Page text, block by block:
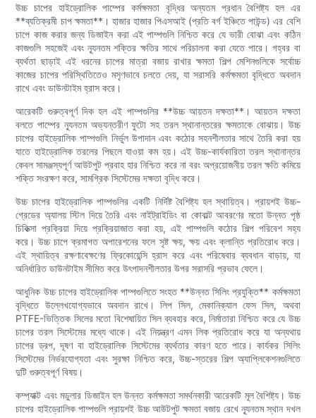
উচ্চ চাপের হাইড্রোলিক পাম্পের কর্মক্ষমতা বৃদ্ধির অন্যতম প্রধান বৈশিষ্ট্য হল এর
**ব্যতিক্রমী চাপ ক্ষমতা**। হাজার হাজার পিএসআই (প্রতি বর্গ ইঞ্চিতে পাউন্ড) এর বেশি
চাপে কাজ করার জন্য ডিজাইন করা এই পাম্পগুলি নিশ্চিত করে যে ভারী বোঝা এবং কঠিন
কাজগুলি সহজেই এবং ন্যূনতম শক্তির ক্ষতির সাথে পরিচালনা করা যেতে পারে। গহ্বর বা
ব্যর্থতা ছাড়াই এই ধরনের চাপের মাত্রা বজায় রাখার ক্ষমতা শিল্প মেশিনগুলিকে সর্বোচ্চ
কাজের চাপের পরিস্থিতিতেও মসৃণভাবে চলতে দেয়, যা সরাসরি কর্মক্ষমতা বৃদ্ধিতে অবদান
রাখে এবং ডাউনটাইম হ্রাস করে।
আরেকটি গুরুত্বপূর্ণ দিক হল এই পাম্পগুলির **উচ্চ আয়তন দক্ষতা**। আয়তন দক্ষতা
বলতে পাম্পের ন্যূনতম অভ্যন্তরীণ ফুটো সহ তরল স্থানান্তরের ক্ষমতাকে বোঝায়। উচ্চ
চাপের হাইড্রোলিক পাম্পগুলি নির্ভুল উপাদান এবং কঠোর সহনশীলতার সাথে তৈরি করা হয়
যাতে হাইড্রোলিক তরলের পিছলে যাওয়া কম হয়। এই উচ্চ-কার্যকারিতা তরল স্থানান্তর
কেবল সামঞ্জস্যপূর্ণ আউটপুট প্রবাহ হার নিশ্চিত করে না বরং অপ্রয়োজনীয় তরল ক্ষতি কমিয়ে
শক্তি সংরক্ষণ করে, সামগ্রিক সিস্টেমের দক্ষতা বৃদ্ধি করে।
উচ্চ চাপের হাইড্রোলিক পাম্পগুলির একটি নির্দিষ্ট বৈশিষ্ট্য হল স্থায়িত্ব। প্রায়শই উচ্চ-
গ্রেডের অ্যালয় স্টিল দিয়ে তৈরি এবং নাইট্রাইডিং বা কোবাল্ট আবরণের মতো উন্নত পৃষ্ঠ
চিকিত্সা প্রক্রিয়া দিয়ে প্রক্রিয়াজাত করা হয়, এই পাম্পগুলি কঠোর শিল্প পরিবেশ সহ্য
করে। উচ্চ চাপে ক্রমাগত অপারেশনের ফলে সৃষ্ট ক্ষয়, ক্ষয় এবং ক্লান্তি প্রতিরোধ করে।
এই স্থায়িত্ব রক্ষণাবেক্ষণের ফ্রিকোয়েন্সি হ্রাস করে এবং পরিষেবার ব্যবধান বাড়ায়, যা
অনির্ধারিত ডাউনটাইম সীমিত করে উৎপাদনশীলতার উপর সরাসরি প্রভাব ফেলে।
আধুনিক উচ্চ চাপের হাইড্রোলিক পাম্পগুলিতে সংহত **উন্নত সিলিং প্রযুক্তি** কর্মক্ষমতা
বৃদ্ধিতে উল্লেখযোগ্যভাবে অবদান রাখে। লিপ সিল, মেকানিক্যাল ফেস সিল, অথবা
PTFE-ভিত্তিক সিলের মতো বিশেষায়িত সিল ব্যবহার করে, নির্মাতারা নিশ্চিত করে যে উচ্চ
চাপের তরল সিস্টেমের মধ্যে থাকে। এই নিয়ন্ত্রণ এমন লিক প্রতিরোধ করে যা অন্যথায়
চাপের ড্রপ, দূষণ বা হাইড্রোলিক সিস্টেমের ব্যর্থতার কারণ হতে পারে। কার্যকর সিলিং
সিস্টেমের নির্ভরযোগ্যতা এবং সুরক্ষা নিশ্চিত করে, উচ্চ-স্তরের শিল্প অ্যাপ্লিকেশনগুলিতে
দুটি গুরুত্বপূর্ণ বিষয়।
কম্প্যাক্ট এবং মডুলার ডিজাইন হল উন্নত কর্মক্ষমতা সমর্থনকারী আরেকটি মূল বৈশিষ্ট্য। উচ্চ
চাপের হাইড্রোলিক পাম্পগুলি প্রায়শই উচ্চ আউটপুট ক্ষমতা বজায় রেখে ন্যূনতম স্থান দখল